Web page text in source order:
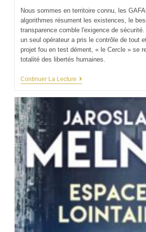
Nous sommes en territoire connu, les
algorithmes résument les existences, le
transparence comble l'exigence de
un seul opérateur a pris le contrôle de tout
projet fou en test dément, « le Cercle » se
totalité des libertés humaines.
Continuer La Lecture